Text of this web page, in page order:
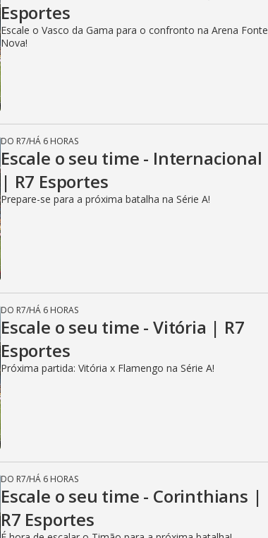
Esportes
Escale o Vasco da Gama para o confronto na Arena Fonte
Nova!
DO R7/HÁ 6 HORAS
Escale o seu time - Internacional
| R7 Esportes
Prepare-se para a próxima batalha na Série A!
DO R7/HÁ 6 HORAS
Escale o seu time - Vitória | R7
Esportes
Próxima partida: Vitória x Flamengo na Série A!
DO R7/HÁ 6 HORAS
Escale o seu time - Corinthians |
R7 Esportes